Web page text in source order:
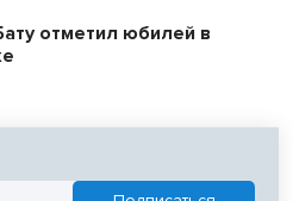
отметил юбилей в